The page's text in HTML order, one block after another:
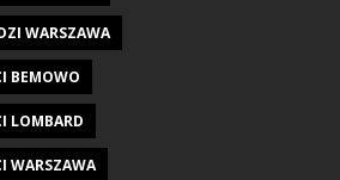
WARSZAWA
BEMOWO
LOMBARD
WARSZAWA